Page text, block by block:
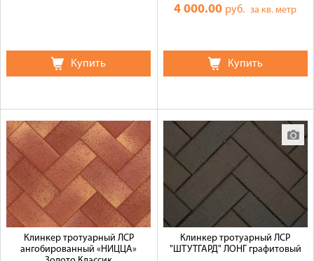
Купить
4 000.00 руб.за кв. метр
Купить
Клинкер тротуарный ЛСР
ангобированный «НИЦЦА»
Клинкер тротуарный ЛСР
"ШТУТГАРД" ЛОНГ графитовый